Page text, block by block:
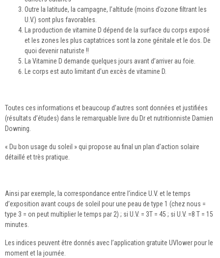
Outre la latitude, la campagne, l’altitude (moins d’ozone filtrant les
U.V.) sont plus favorables.
La production de vitamine D dépend de la surface du corps exposé
et les zones les plus captatrices sont la zone génitale et le dos. De
quoi devenir naturiste !!
La Vitamine D demande quelques jours avant d’arriver au foie.
Le corps est auto limitant d’un excès de vitamine D.
Toutes ces informations et beaucoup d’autres sont données et justifiées
(résultats d’études) dans le remarquable livre du Dr et nutritionniste Damien
Downing.
« Du bon usage du soleil » qui propose au final un plan d’action solaire
détaillé et très pratique.
Ainsi par exemple, la correspondance entre l’indice U.V. et le temps
d’exposition avant coups de soleil pour une peau de type 1 (chez nous =
type 3 = on peut multiplier le temps par 2) ; si U.V. = 3T = 45 ; si U.V. =8 T = 15
minutes.
Les indices peuvent être donnés avec l’application gratuite UVlower pour le
moment et la journée.